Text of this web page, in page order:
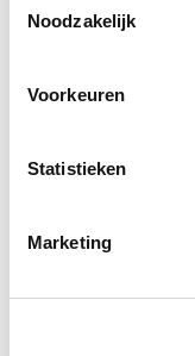
Noodzakelijk
Voorkeuren
Statistieken
Marketing